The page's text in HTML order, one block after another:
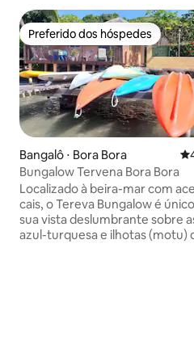
Preferido dos hóspedes
Preferido dos hóspedes
Bangalô ⋅ Bora Bora
Bungalow Tervena Bora Bora
Localizado à beira-mar com
cais, o Tereva Bungalow é
sua vista deslumbrante sobre
azul-turquesa e ilhotas (motu)